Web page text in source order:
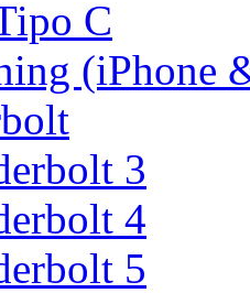
C
(iPhone
3
4
5